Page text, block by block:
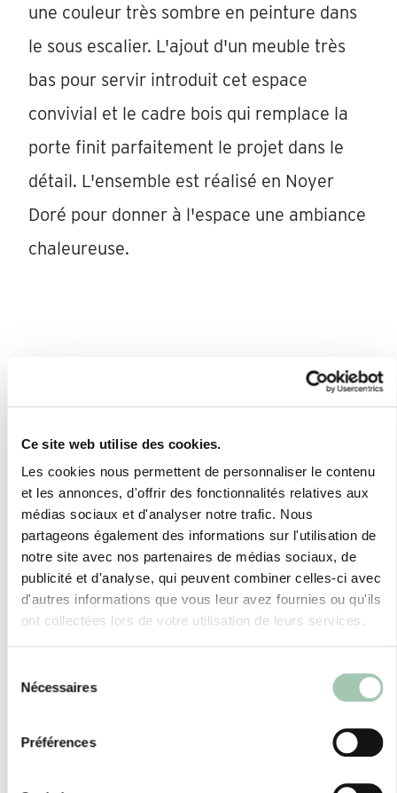
Ce site web utilise des cookies.
Les cookies nous permettent de personnaliser le contenu
et les annonces, d'offrir des fonctionnalités relatives aux
médias sociaux et d'analyser notre trafic. Nous
partageons également des informations sur l'utilisation de
notre site avec nos partenaires de médias sociaux, de
publicité et d'analyse, qui peuvent combiner celles-ci avec
d'autres informations que vous leur avez fournies ou qu'ils
ont collectées lors de votre utilisation de leurs services.
Nécessaires
Préférences
une couleur très sombre en peinture dans
le sous escalier. L'ajout d'un meuble très
bas pour servir introduit cet espace
convivial et le cadre bois qui remplace la
porte finit parfaitement le projet dans le
détail. L'ensemble est réalisé en Noyer
Doré pour donner à l'espace une ambiance
chaleureuse.
Actualités et réalisations
de Quadro BALMA